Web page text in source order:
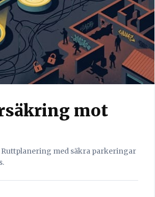
mot
med säkra parkeringar